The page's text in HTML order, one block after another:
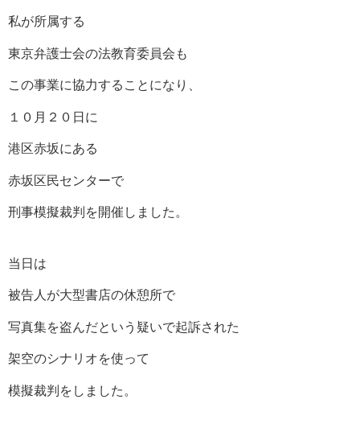
私が所属する
東京弁護士会の法教育委員会も
この事業に協力することになり、
１０月２０日に
港区赤坂にある
赤坂区民センターで
刑事模擬裁判を開催しました。
当日は
被告人が大型書店の休憩所で
写真集を盗んだという疑いで起訴された
架空のシナリオを使って
模擬裁判をしました。